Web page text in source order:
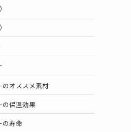
のオススメ素材
の保温効果
の寿命